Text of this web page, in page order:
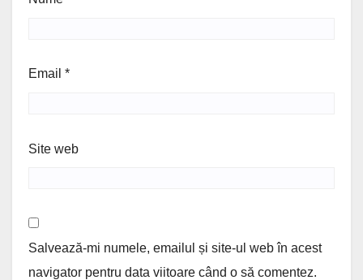
Email *
Site web
Salvează-mi numele, emailul și site-ul web în acest
navigator pentru data viitoare când o să comentez.